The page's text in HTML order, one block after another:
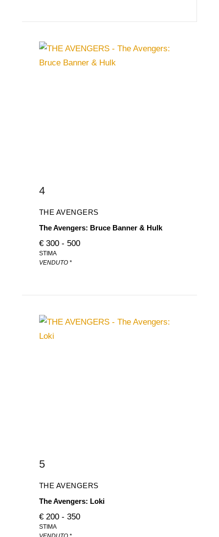
4
THE AVENGERS
The Avengers: Bruce Banner & Hulk
€ 300 - 500
STIMA
VENDUTO *
5
THE AVENGERS
The Avengers: Loki
€ 200 - 350
STIMA